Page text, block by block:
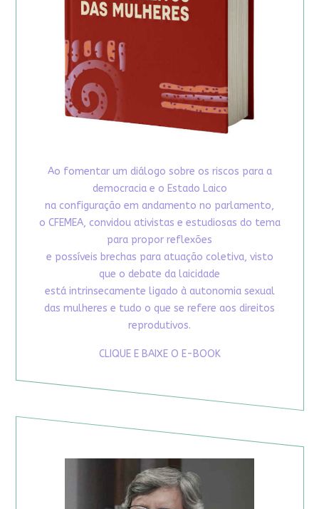
Ao fomentar um diálogo sobre os riscos para a
democracia e o Estado Laico
na configuração em andamento no parlamento,
o CFEMEA, convidou ativistas e estudiosas do tema
para propor reflexões
e possíveis brechas para atuação coletiva, visto
que o debate da laicidade
está intrinsecamente ligado à autonomia sexual
das mulheres e tudo o que se refere aos direitos
reprodutivos.
CLIQUE E BAIXE O E-BOOK